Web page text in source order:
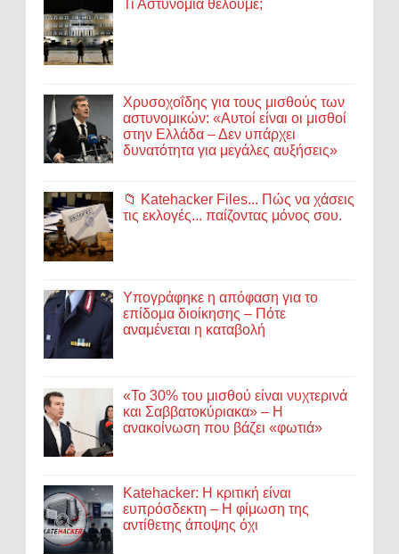
Τι Αστυνομία θέλουμε;
Χρυσοχοΐδης για τους μισθούς των
αστυνομικών: «Αυτοί είναι οι μισθοί
στην Ελλάδα – Δεν υπάρχει
δυνατότητα για μεγάλες αυξήσεις»
📁 Katehacker Files... Πώς να χάσεις
τις εκλογές... παίζοντας μόνος σου.
Υπογράφηκε η απόφαση για το
επίδομα διοίκησης – Πότε
αναμένεται η καταβολή
«Το 30% του μισθού είναι νυχτερινά
και Σαββατοκύριακα» – Η
ανακοίνωση που βάζει «φωτιά»
Katehacker: Η κριτική είναι
ευπρόσδεκτη – Η φίμωση της
αντίθετης άποψης όχι